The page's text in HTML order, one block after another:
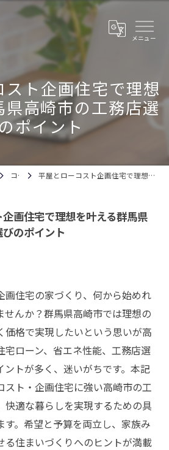
スト企画住宅で理想
県高崎市の工務店選
ポイント
コラム 平屋とローコスト企画住宅で理想を叶える群馬県高崎市の工務店選びのポイント
画住宅で理想を叶える群馬県
のポイント
画住宅の家づくり、何から始めれ
せんか？群馬県高崎市では理想の
価格で実現したいという思いが高
宅ローン、省エネ性能、工務店選
ントが多く、迷いがちです。本記
スト・企画住宅に強い高崎市の工
快適な暮らしを実現するための具
す。希望と予算を両立し、家族み
る住まいづくりへのヒントが満載